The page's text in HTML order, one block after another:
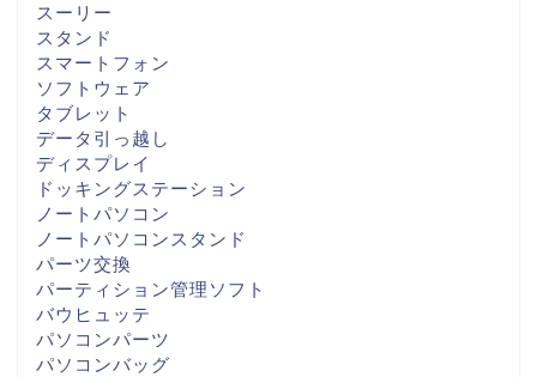
スーリー
スタンド
スマートフォン
ソフトウェア
タブレット
データ引っ越し
ディスプレイ
ドッキングステーション
ノートパソコン
ノートパソコンスタンド
パーツ交換
パーティション管理ソフト
バウヒュッテ
パソコンパーツ
パソコンバッグ